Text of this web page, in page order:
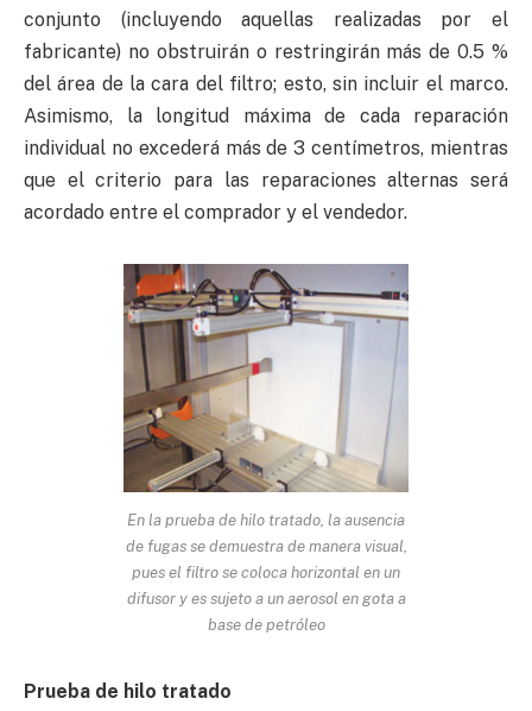
conjunto (incluyendo aquellas realizadas por el
fabricante) no obstruirán o restringirán más de 0.5 %
del área de la cara del filtro; esto, sin incluir el marco.
Asimismo, la longitud máxima de cada reparación
individual no excederá más de 3 centímetros, mientras
que el criterio para las reparaciones alternas será
acordado entre el comprador y el vendedor.
En la prueba de hilo tratado, la ausencia
de fugas se demuestra de manera visual,
pues el filtro se coloca horizontal en un
difusor y es sujeto a un aerosol en gota a
base de petróleo
Prueba de hilo tratado